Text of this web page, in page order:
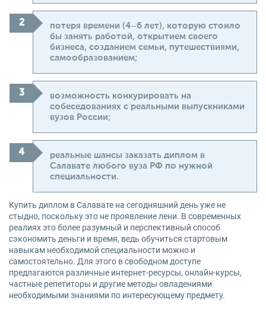
потеря времени (4–6 лет), которую стоило
бы занять работой, открытием своего
бизнеса, созданием семьи, путешествиями,
самообразованием;
возможность конкурировать на
собеседованиях с реальными выпускниками
вузов России;
реальные шансы заказать диплом в
Салавате любого вуза РФ по нужной
специальности.
Купить диплом в Салавате на сегодняшний день уже не
стыдно, поскольку это не проявление лени. В современных
реалиях это более разумный и перспективный способ
сэкономить деньги и время, ведь обучиться стартовым
навыкам необходимой специальности можно и
самостоятельно. Для этого в свободном доступе
предлагаются различные интернет-ресурсы, онлайн-курсы,
частные репетиторы и другие методы овладениями
необходимыми знаниями по интересующему предмету.